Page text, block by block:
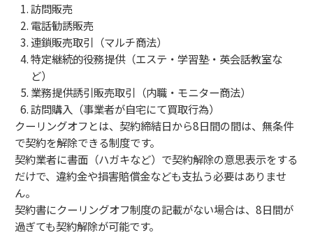
訪問販売
電話勧誘販売
連鎖販売取引（マルチ商法）
特定継続的役務提供（エステ・学習塾・英会話教室な
ど）
業務提供誘引販売取引（内職・モニター商法）
訪問購入（事業者が自宅にて買取行為）
クーリングオフとは、契約締結日から8日間の間は、無条件
で契約を解除できる制度です。
契約業者に書面（ハガキなど）で契約解除の意思表示をする
だけで、違約金や損害賠償金なども支払う必要はありませ
ん。
契約書にクーリングオフ制度の記載がない場合は、8日間が
過ぎても契約解除が可能です。